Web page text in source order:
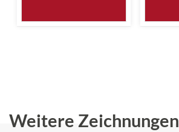
Weitere Zeichnungen